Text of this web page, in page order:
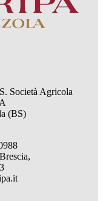
Società Agricola
(BS)